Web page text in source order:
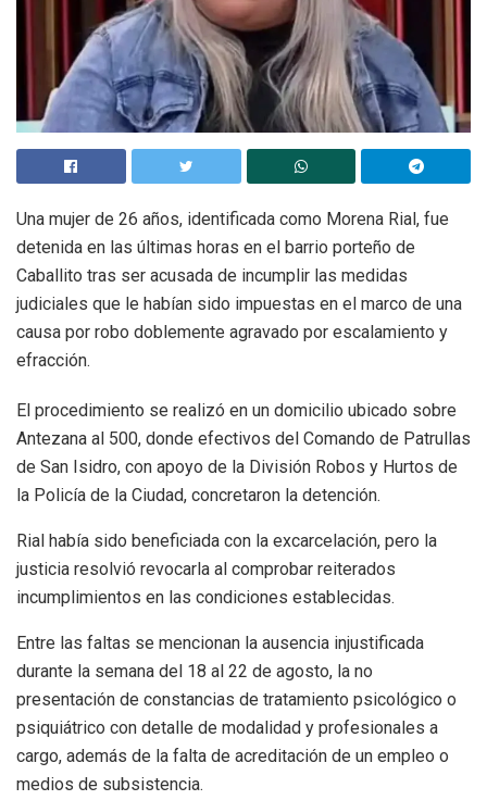
Una mujer de 26 años, identificada como Morena Rial, fue
detenida en las últimas horas en el barrio porteño de
Caballito tras ser acusada de incumplir las medidas
judiciales que le habían sido impuestas en el marco de una
causa por robo doblemente agravado por escalamiento y
efracción.
El procedimiento se realizó en un domicilio ubicado sobre
Antezana al 500, donde efectivos del Comando de Patrullas
de San Isidro, con apoyo de la División Robos y Hurtos de
la Policía de la Ciudad, concretaron la detención.
Rial había sido beneficiada con la excarcelación, pero la
justicia resolvió revocarla al comprobar reiterados
incumplimientos en las condiciones establecidas.
Entre las faltas se mencionan la ausencia injustificada
durante la semana del 18 al 22 de agosto, la no
presentación de constancias de tratamiento psicológico o
psiquiátrico con detalle de modalidad y profesionales a
cargo, además de la falta de acreditación de un empleo o
medios de subsistencia.